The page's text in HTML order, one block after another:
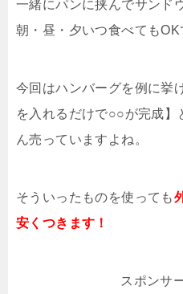
一緒にパンに挟んでサンド
朝・昼・夕いつ食べてもOK
今回はハンバーグを例に挙
を入れるだけで○○が完成】
ん売っていますよね。
そういったものを使っても
安くつきます！
スポンサ